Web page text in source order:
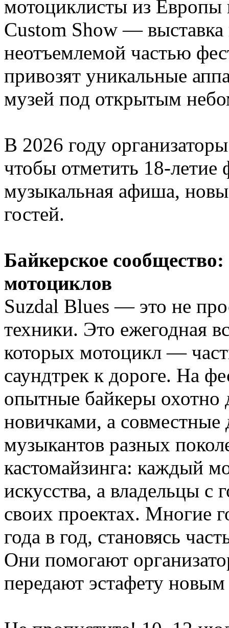
мотоциклисты из Европы
Custom Show —
неотъемлемой частью
привозят уникальные
музей под открытым
В 2026 году
чтобы отметить
музыкальная афиша,
гостей.
Байкерское
мотоциклов
Suzdal Blues — это не
техники. Это ежегодная
которых мотоцикл —
саундтрек к дороге. На
опытные байкеры охотно
новичками, а
музыкантов разных
кастомайзинга: каждый
искусства, а владельцы с
своих проектах. Многие
года в год, становясь
Они помогают
передают эстафету